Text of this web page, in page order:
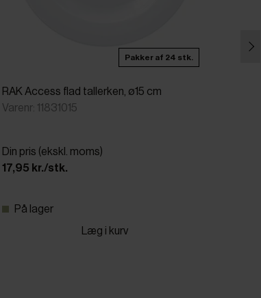
Pakker af 24 stk.
RAK Access flad tallerken, ø15 cm
Varenr: 11831015
Din pris (ekskl. moms)
17,95 kr./stk.
På lager
Læg i kurv